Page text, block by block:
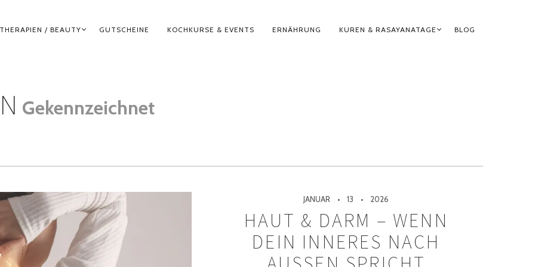
/ BEAUTY GUTSCHEINE KOCHKURSE & EVENTS ERNÄHRUNG KUREN & RASAYANATAGE BLOG
Gekennzeichnet
JANUAR 13 2026
HAUT & DARM – WENN
DEIN INNERES NACH